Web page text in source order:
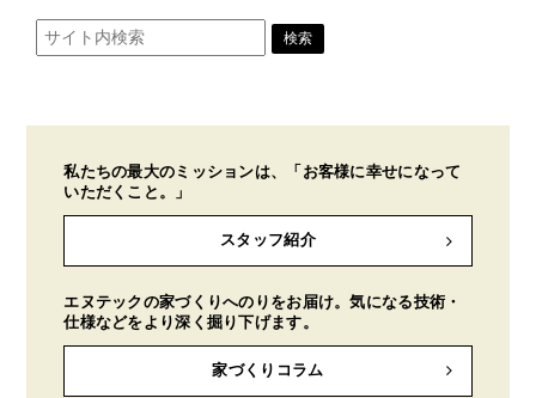
私たちの最大のミッションは、「お客様に幸せになって
いただくこと。」
スタッフ紹介
エヌテックの家づくりへのりをお届け。気になる技術・
仕様などをより深く掘り下げます。
家づくりコラム